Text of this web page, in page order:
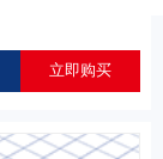
立即购买